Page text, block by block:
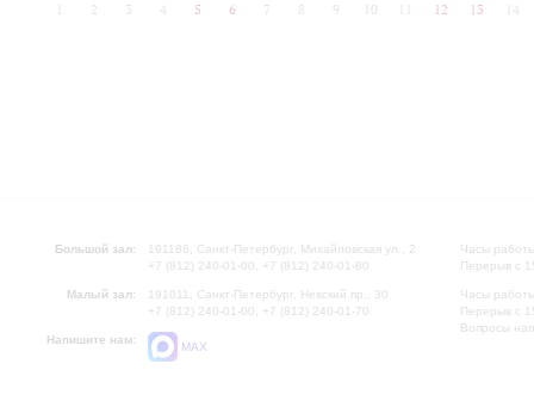
2 3 4 5 6 7 8 9 10 12 13 14
Большой зал:
191186, Санкт-Петербург, Михайловская ул., 2
+7 (812) 240-01-00, +7 (812) 240-01-80
Малый зал:
191011, Санкт-Петербург, Невский пр., 30
+7 (812) 240-01-00, +7 (812) 240-01-70
Напишите нам:
MAX
Часы
Перерыв с
Часы
Перерыв с
Вопросы